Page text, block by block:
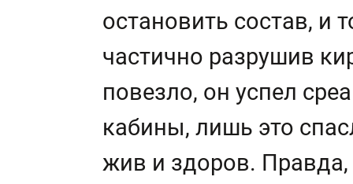
остановить состав, и
частично разрушив
повезло, он успел
кабины, лишь это
жив и здоров. Правда,